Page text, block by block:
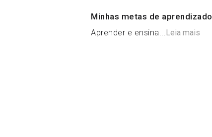
Minhas metas de aprendizado
Aprender e ensina... Leia mais